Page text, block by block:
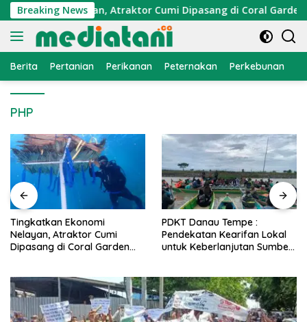
Langsung
ke
konten
Breaking News
Nelayan, Atraktor Cumi Dipasang di Coral Garden
Berita Pertanian Perikanan Peternakan Perkebunan
PHP
PDKT Danau Tempe :
Pendekatan Kearifan Lokal
untuk Keberlanjutan Sumber
Cara Mengatasi
PMK pada Sapi
Alami dan Medis